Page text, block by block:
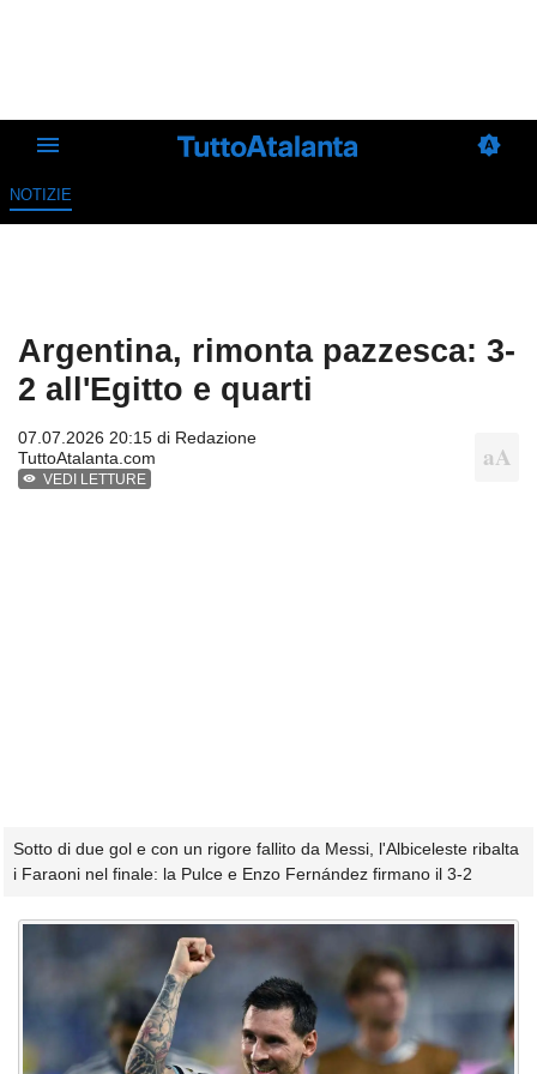
NOTIZIE
Argentina, rimonta pazzesca: 3-
2 all'Egitto e quarti
07.07.2026 20:15 di Redazione
TuttoAtalanta.com
VEDI LETTURE
Sotto di due gol e con un rigore fallito da Messi, l'Albiceleste ribalta
i Faraoni nel finale: la Pulce e Enzo Fernández firmano il 3-2